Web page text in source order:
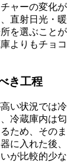
ャーの変化
直射日光・
を選ぶこと
よりもチョ
き工程
い状況では
冷蔵庫内は
ため、その
に入れた後
が比較的少